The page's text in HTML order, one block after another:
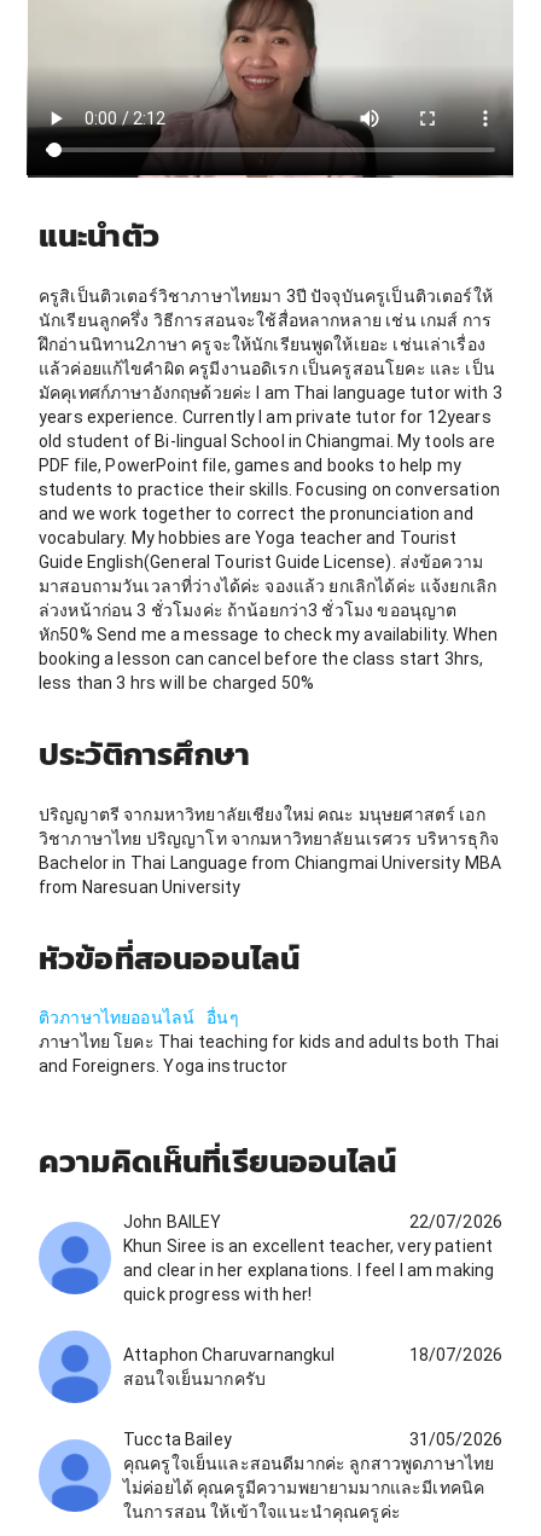
แนะนำตัว
ครูสิเป็นติวเตอร์วิชาภาษาไทยมา 3ปี ปัจจุบันครูเป็นติวเตอร์ให้
นักเรียนลูกครึ่ง วิธีการสอนจะใช้สื่อหลากหลาย เช่น เกมส์ การ
ฝึกอ่านนิทาน2ภาษา ครูจะให้นักเรียนพูดให้เยอะ เช่นเล่าเรื่อง
แล้วค่อยแก้ไขคำผิด ครูมีงานอดิเรก เป็นครูสอนโยคะ และ เป็น
มัคคุเทศก์ภาษาอังกฤษด้วยค่ะ I am Thai language tutor with 3
years experience. Currently I am private tutor for 12years
old student of Bi-lingual School in Chiangmai. My tools are
PDF file, PowerPoint file, games and books to help my
students to practice their skills. Focusing on conversation
and we work together to correct the pronunciation and
vocabulary. My hobbies are Yoga teacher and Tourist
Guide English(General Tourist Guide License). ส่งข้อความ
มาสอบถามวันเวลาที่ว่างได้ค่ะ จองแล้ว ยกเลิกได้ค่ะ แจ้งยกเลิก
ล่วงหน้าก่อน 3 ชั่วโมงค่ะ ถ้าน้อยกว่า3 ชั่วโมง ขออนุญาต
หัก50% Send me a message to check my availability. When
booking a lesson can cancel before the class start 3hrs,
less than 3 hrs will be charged 50%
ประวัติการศึกษา
ปริญญาตรี จากมหาวิทยาลัยเชียงใหม่ คณะ มนุษยศาสตร์ เอก
วิชาภาษาไทย ปริญญาโท จากมหาวิทยาลัยนเรศวร บริหารธุกิจ
Bachelor in Thai Language from Chiangmai University MBA
from Naresuan University
หัวข้อที่สอนออนไลน์
ติวภาษาไทยออนไลน์
อื่นๆ
ภาษาไทย โยคะ Thai teaching for kids and adults both Thai
and Foreigners. Yoga instructor
ความคิดเห็นที่เรียนออนไลน์
John BAILEY
22/07/2026
Khun Siree is an excellent teacher, very patient
and clear in her explanations. I feel I am making
quick progress with her!
Attaphon Charuvarnangkul
18/07/2026
สอนใจเย็นมากครับ
Tuccta Bailey
31/05/2026
คุณครูใจเย็นและสอนดีมากค่ะ ลูกสาวพูดภาษาไทย
ไม่ค่อยได้ คุณครูมีความพยายามมากและมีเทคนิค
ในการสอน ให้เข้าใจแนะนำคุณครูค่ะ